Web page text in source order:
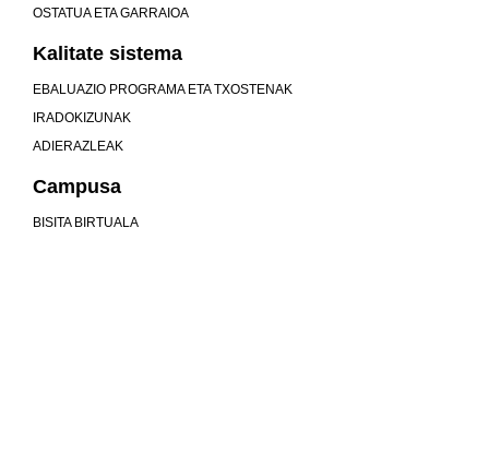
OSTATUA ETA GARRAIOA
Kalitate sistema
EBALUAZIO PROGRAMA ETA TXOSTENAK
IRADOKIZUNAK
ADIERAZLEAK
Campusa
BISITA BIRTUALA